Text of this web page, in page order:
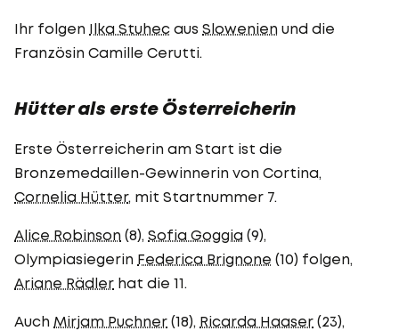
Ihr folgen Ilka Stuhec aus Slowenien und die
Französin Camille Cerutti.
Hütter als erste Österreicherin
Erste Österreicherin am Start ist die
Bronzemedaillen-Gewinnerin von Cortina,
Cornelia Hütter, mit Startnummer 7.
Alice Robinson (8), Sofia Goggia (9),
Olympiasiegerin Federica Brignone (10) folgen,
Ariane Rädler hat die 11.
Auch Mirjam Puchner (18), Ricarda Haaser (23),